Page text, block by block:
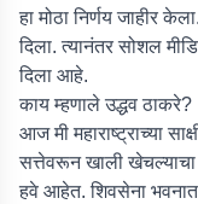
हा मोठा निर्णय जाहीर केला.
दिला. त्यानंतर सोशल
दिला आहे.
काय म्हणाले उद्धव ठाकरे?
आज मी महाराष्ट्राच्या
सत्तेवरून खाली
हवे आहेत. शिवसेना